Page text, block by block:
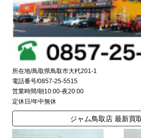
所在地/鳥取県鳥取市大杙201-1
電話番号/0857-25-5515
営業時間/朝10:00-夜20:00
定休日/年中無休
ジャム鳥取店 最新買